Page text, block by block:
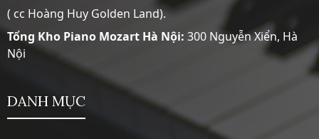
( cc Hoàng Huy Golden Land).
Tổng Kho Piano Mozart Hà Nội: 300 Nguyễn Xiển, Hà
Nội
DANH MỤC